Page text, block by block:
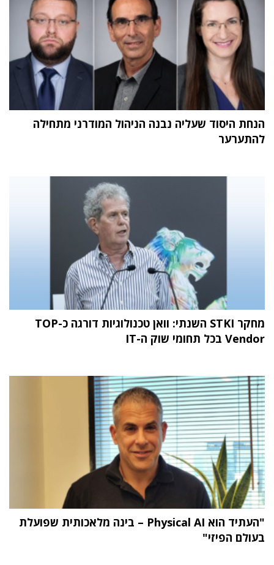
הנחת היסוד שעליה נבנה הניהול המודרני מתחילה
להתערער
מחקר STKI השנתי: וואן טכנולוגיות דורגה כ-TOP
Vendor בכל תחומי שוק ה-IT
"העתיד הוא Physical AI – בינה מלאכותית שפועלת
בעולם הפיזי"